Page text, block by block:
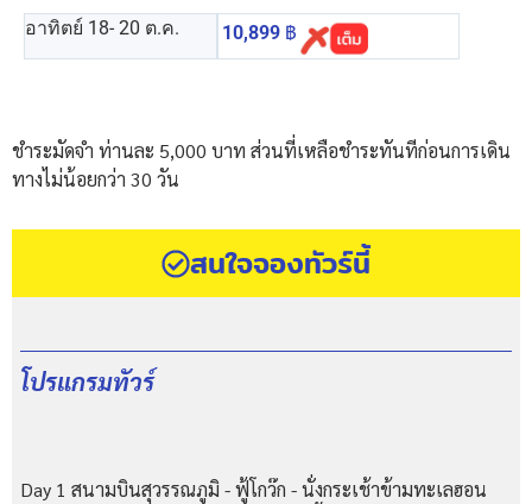
อาทิตย์ 18- 20 ต.ค. 10,899 ฿
ชำระมัดจำ ท่านละ 5,000 บาท ส่วนที่เหลือชำระทันทีก่อนการเดิน
ทางไม่น้อยกว่า 30 วัน
สนใจจองทัวร์นี้
โปรแกรมทัวร์
Day 1 สนามบินสุวรรณภูมิ - ฟู้โกว๊ก - นั่งกระเช้าข้ามทะเลฮอน